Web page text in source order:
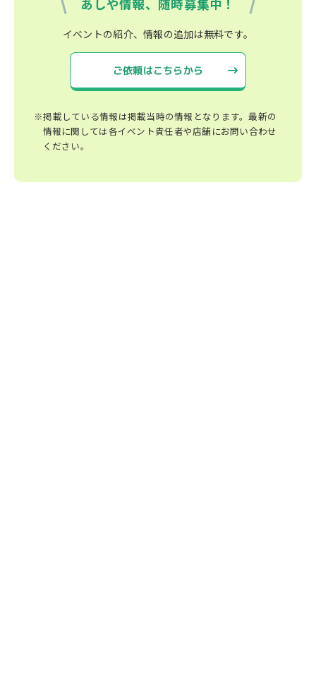
あしや情報、随時募集中！
イベントの紹介、情報の追加は無料です。
ご依頼はこちらから
※掲載している情報は掲載当時の情報となります。最新の
情報に関しては各イベント責任者や店舗にお問い合わせ
ください。